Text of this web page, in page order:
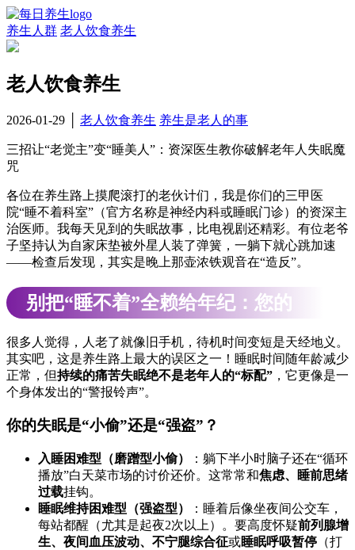
养生人群 老人饮食养生
老人饮食养生
2026-01-29 老人饮食养生 养生是老人的事
三招让“老觉主”变“睡美人”：资深医生教你破解老年人失眠魔
咒
各位在养生路上摸爬滚打的老伙计们，我是你们的三甲医
院“睡不着科室”（官方名称是神经内科或睡眠门诊）的资深主
治医师。我每天见到的失眠故事，比电视剧还精彩。有位老爷
子坚持认为自家床垫被外星人装了弹簧，一躺下就心跳加速
——检查后发现，其实是晚上那壶浓铁观音在“造反”。
别把“睡不着”全赖给年纪：您的
失眠是哪一款？
很多人觉得，人老了就像旧手机，待机时间变短是天经地义。
其实吧，这是养生路上最大的误区之一！睡眠时间随年龄减少
正常，但持续的痛苦失眠绝不是老年人的“标配” ，它更像是一
个身体发出的“警报铃声”。
你的失眠是“小偷”还是“强盗”？
入睡困难型（磨蹭型小偷）
：躺下半小时脑子还在“循环
播放”白天菜市场的讨价还价。这常常和焦虑、睡前思绪
过载挂钩。
睡眠维持困难型（强盗型）
：睡着后像坐夜间公交车，
每站都醒（尤其是起夜2次以上）。要高度怀疑前列腺增
生、夜间血压波动、不宁腿综合征或睡眠呼吸暂停 （打